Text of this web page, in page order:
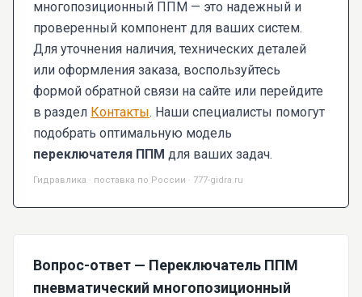
многопозиционный ППМ — это надежный и
проверенный компонент для ваших систем.
Для уточнения наличия, технических деталей
или оформления заказа, воспользуйтесь
формой обратной связи на сайте или перейдите
в раздел Контакты. Наши специалисты помогут
подобрать оптимальную модель
переключателя ППМ для ваших задач.
Гидравлика · поставка по России · 777-gidra.ru
Вопрос-ответ — Переключатель ППМ
пневматический многопозиционный